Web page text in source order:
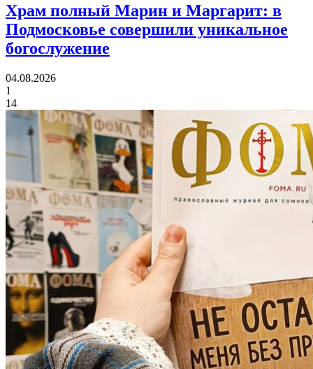
Храм полный Марин и Маргарит: в
Подмосковье совершили уникальное
богослужение
04.08.2026
1
14